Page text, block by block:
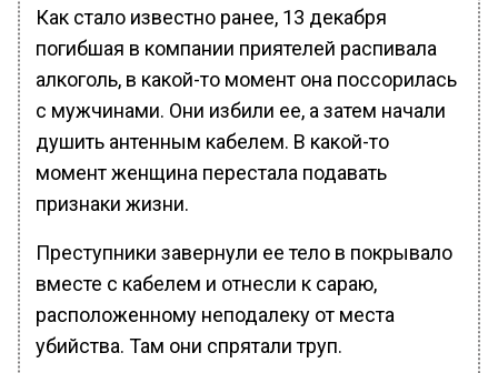
Как стало известно ранее, 13 декабря
погибшая в компании приятелей распивала
алкоголь, в какой-то момент она поссорилась
с мужчинами. Они избили ее, а затем начали
душить антенным кабелем. В какой-то
момент женщина перестала подавать
признаки жизни.
Преступники завернули ее тело в покрывало
вместе с кабелем и отнесли к сараю,
расположенному неподалеку от места
убийства. Там они спрятали труп.